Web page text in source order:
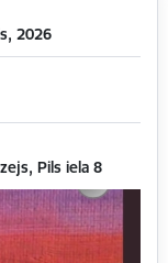
2026
Pils iela 8